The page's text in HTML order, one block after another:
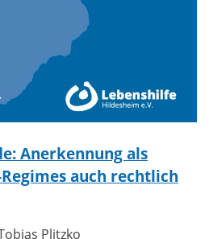
Anerkennung als
auch rechtlich
Plitzko